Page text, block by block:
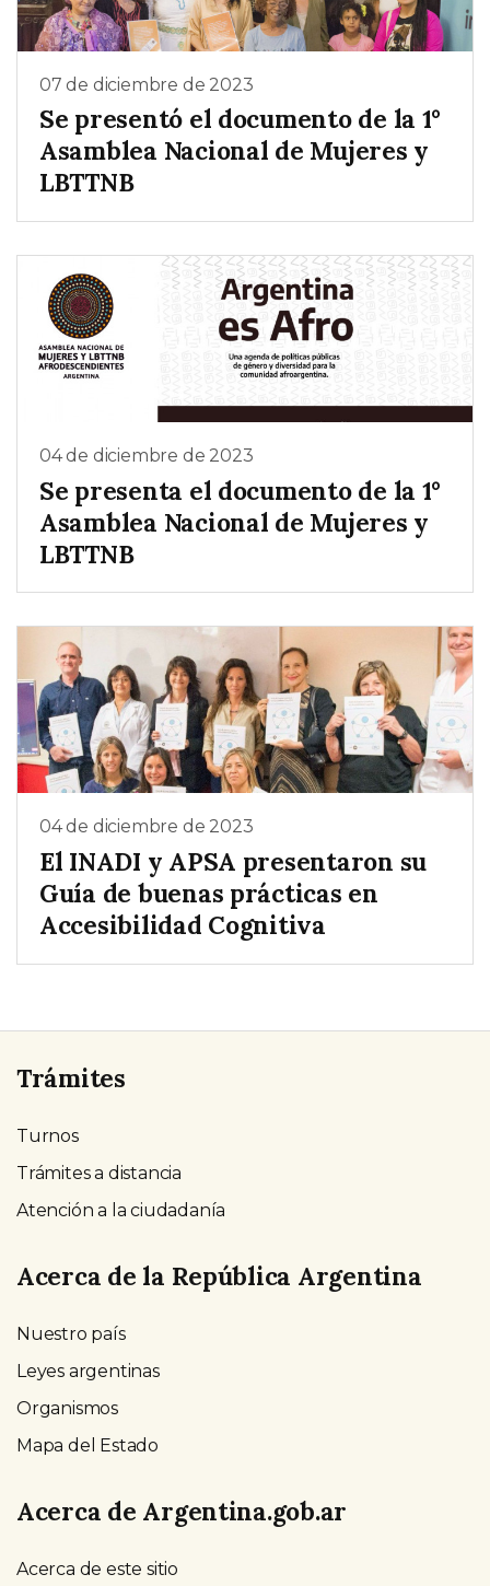
07 de diciembre de 2023
Se presentó el documento de la 1°
Asamblea Nacional de Mujeres y
LBTTNB
04 de diciembre de 2023
Se presenta el documento de la 1°
Asamblea Nacional de Mujeres y
LBTTNB
04 de diciembre de 2023
El INADI y APSA presentaron su
Guía de buenas prácticas en
Accesibilidad Cognitiva
Trámites
Turnos
Trámites a distancia
Atención a la ciudadanía
Acerca de la República Argentina
Nuestro país
Leyes argentinas
Organismos
Mapa del Estado
Acerca de Argentina.gob.ar
Acerca de este sitio